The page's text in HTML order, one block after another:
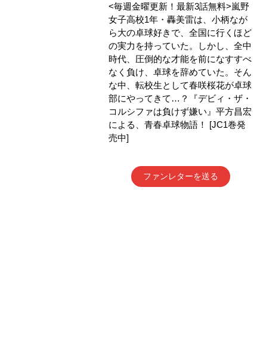
<毎週金曜更新！最新3話無料>嵐野
女子高校1年・轟美雷は、小柄なが
ら大の卓球好きで、全国に行くほど
の実力を持っていた。しかし、全中
時代、圧倒的な才能を前になすすべ
なく負け、卓球を辞めていた。そん
な中、転校生として春咲桜花が卓球
部にやってきて…？『デビィ・ザ・
コルシファは負けず嫌い』平方昌宏
による、青春卓球物語！ [JC1巻発
売中]
ファンレターを送る